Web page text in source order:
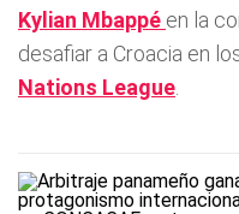
Kylian Mbappé en la
desafiar a Croacia en
Nations League